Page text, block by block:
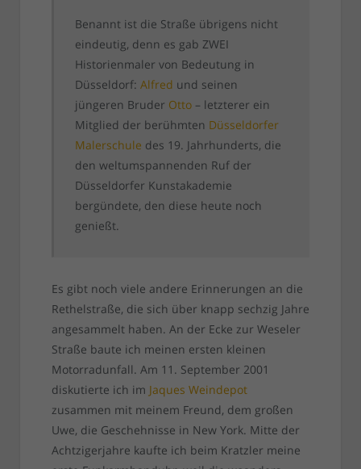
Benannt ist die Straße übrigens nicht
eindeutig, denn es gab ZWEI
Historienmaler von Bedeutung in
Düsseldorf: Alfred und seinen
jüngeren Bruder Otto– letzterer ein
Mitglied der berühmten Düsseldorfer
Malerschule des 19. Jahrhunderts, die
den weltumspannenden Ruf der
Düsseldorfer Kunstakademie
bergündete, den diese heute noch
genießt.
Es gibt noch viele andere Erinnerungen an die
Rethelstraße, die sich über knapp sechzig Jahre
angesammelt haben. An der Ecke zur Weseler
Straße baute ich meinen ersten kleinen
Motorradunfall. Am 11. September 2001
diskutierte ich im Jaques Weindepot
zusammen mit meinem Freund, dem großen
Uwe, die Geschehnisse in New York. Mitte der
Achtzigerjahre kaufte ich beim Kratzler meine